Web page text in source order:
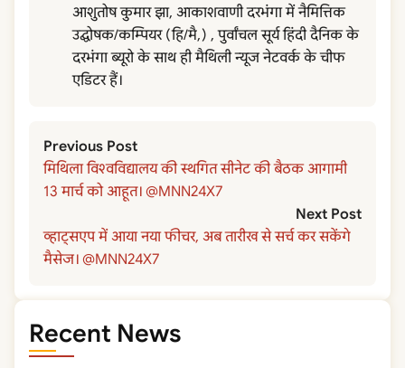
आशुतोष कुमार झा, आकाशवाणी दरभंगा में नैमित्तिक
उद्घोषक/कम्पियर (हि/मै,) , पुर्वांचल सूर्य हिंदी दैनिक के
दरभंगा ब्यूरो के साथ ही मैथिली न्यूज नेटवर्क के चीफ
एडिटर हैं।
Previous Post
मिथिला विश्वविद्यालय की स्थगित सीनेट की बैठक आगामी
13 मार्च को आहूत। @MNN24X7
Next Post
व्हाट्सएप में आया नया फीचर, अब तारीख से सर्च कर सकेंगे
मैसेज। @MNN24X7
Recent News